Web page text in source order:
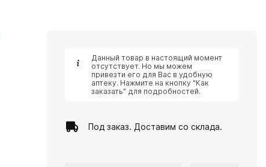
Данный товар в настоящий момент
отсутствует. Но мы можем
привезти его для Вас в удобную
аптеку. Нажмите на кнопку "Как
заказать" для подробностей.
Под заказ. Доставим со склада.